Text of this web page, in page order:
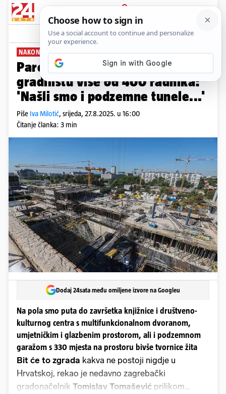
PRIJAVA
News Komentari
NAKON GODINU DANA PLUS+
Paromlin brzo napreduje. Na
gradilištu više od 400 radnika:
'Našli smo i podzemne tunele...'
Piše Iva Milotić, srijeda, 27.8.2025. u 16:00
Čitanje članka: 3 min
Dodaj 24sata među omiljene izvore na Googleu
Na pola smo puta do završetka knjižnice i društveno-
kulturnog centra s multifunkcionalnom dvoranom,
umjetničkim i glazbenim prostorom, ali i podzemnom
garažom s 330 mjesta na prostoru bivše tvornice žita
Bit će to zgrada kakva ne postoji nigdje u
Hrvatskoj, rekao je nedavno zagrebački
gradonačelnik Tomislav Tomašević prilikom